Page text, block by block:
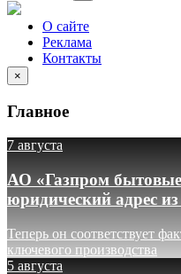
О сайте
Реклама
Контакты
×
Главное
7 августа
АО «Газпром бытовые
юридический адрес
Теперь он соответствует
ключевого производства
5 августа